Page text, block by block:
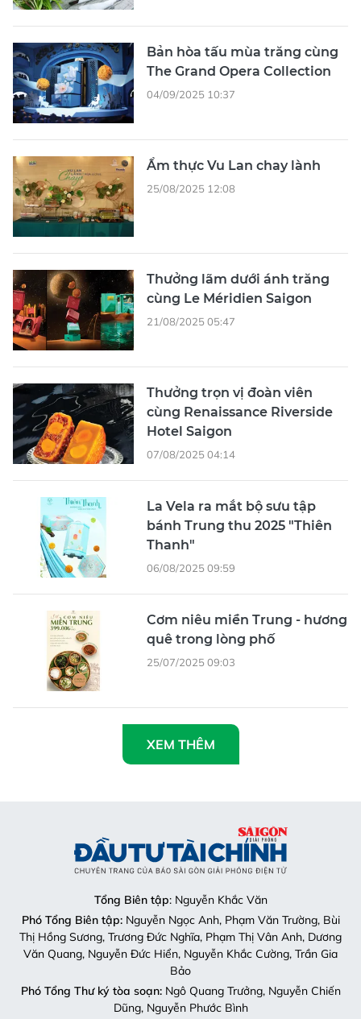
Bản hòa tấu mùa trăng cùng
The Grand Opera Collection
04/09/2025 10:37
Ẩm thực Vu Lan chay lành
25/08/2025 12:08
Thưởng lãm dưới ánh trăng
cùng Le Méridien Saigon
21/08/2025 05:47
Thưởng trọn vị đoàn viên
cùng Renaissance Riverside
Hotel Saigon
07/08/2025 04:14
La Vela ra mắt bộ sưu tập
bánh Trung thu 2025 "Thiên
Thanh"
06/08/2025 09:59
Cơm niêu miền Trung - hương
quê trong lòng phố
25/07/2025 09:03
XEM THÊM
Tổng Biên tập: Nguyễn Khắc Văn
Phó Tổng Biên tập:Nguyễn Ngọc Anh, Phạm Văn Trường, Bùi
Thị Hồng Sương, Trương Đức Nghĩa, Phạm Thị Vân Anh, Dương
Văn Quang, Nguyễn Đức Hiển, Nguyễn Khắc Cường, Trần Gia
Bảo
Phó Tổng Thư ký tòa soạn:Ngô Quang Trưởng, Nguyễn Chiến
Dũng, Nguyễn Phước Bình